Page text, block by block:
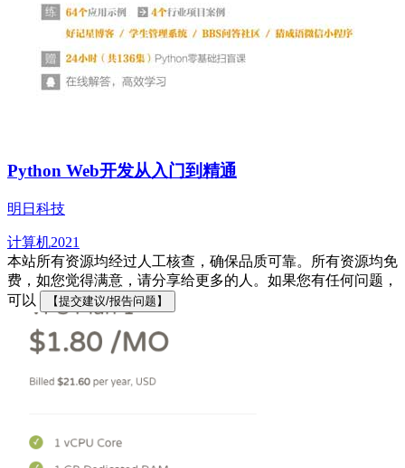
Python Web开发从入门到精通
明日科技
计算机2021
本站所有资源均经过人工核查，确保品质可靠。所有资源均免
费，如您觉得满意，请分享给更多的人。如果您有任何问题，
可以
【提交建议/报告问题】